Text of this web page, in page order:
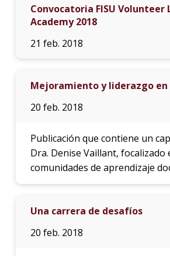
Convocatoria FISU Volunteer
Academy 2018
21 feb. 2018
Mejoramiento y liderazgo en
20 feb. 2018
Publicación que contiene un
Dra. Denise Vaillant, focalizado
comunidades de aprendizaje
Una carrera de desafíos
20 feb. 2018